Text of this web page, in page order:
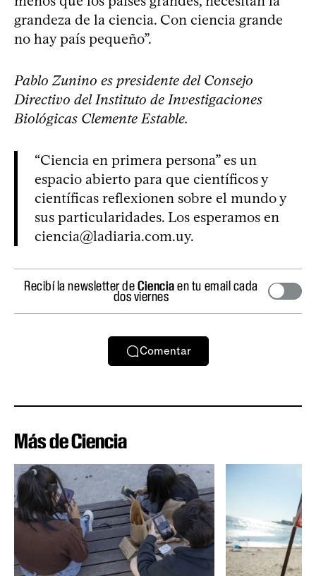
grandeza de la ciencia. Con ciencia grande
no hay país pequeño”.
Pablo Zunino es presidente del Consejo
Directivo del Instituto de Investigaciones
Biológicas Clemente Estable.
“Ciencia en primera persona” es un
espacio abierto para que científicos y
científicas reflexionen sobre el mundo y
sus particularidades. Los esperamos en
ciencia@ladiaria.com.uy.
Recibí la newsletter deCienciaen tu email cada
dos viernes
Comentar
Más de Ciencia